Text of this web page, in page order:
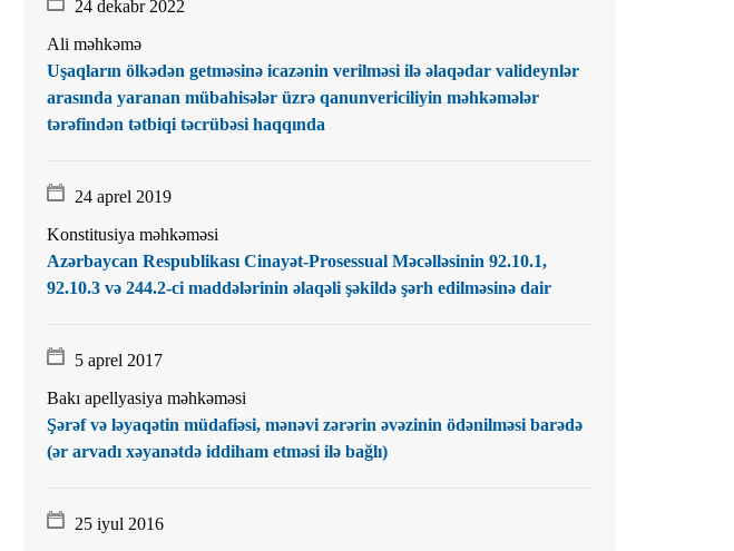
24 dekabr 2022
Ali məhkəmə
Uşaqların ölkədən getməsinə icazənin verilməsi ilə əlaqədar valideynlər
arasında yaranan mübahisələr üzrə qanunvericiliyin məhkəmələr
tərəfindən tətbiqi təcrübəsi haqqında
24 aprel 2019
Konstitusiya məhkəməsi
Azərbaycan Respublikası Cinayət-Prosessual Məcəlləsinin 92.10.1,
92.10.3 və 244.2-ci maddələrinin əlaqəli şəkildə şərh edilməsinə dair
5 aprel 2017
Bakı apellyasiya məhkəməsi
Şərəf və ləyaqətin müdafiəsi, mənəvi zərərin əvəzinin ödənilməsi barədə
(ər arvadı xəyanətdə iddiham etməsi ilə bağlı)
25 iyul 2016